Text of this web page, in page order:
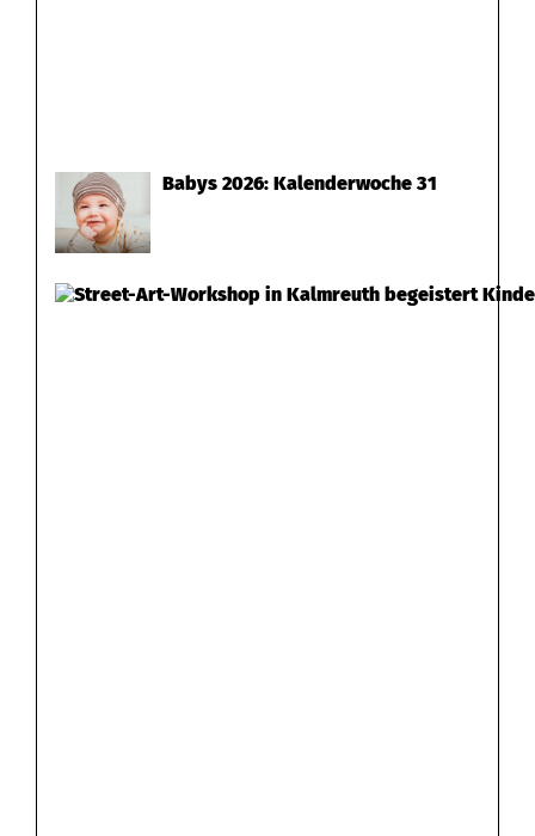
Babys 2026: Kalenderwoche 31